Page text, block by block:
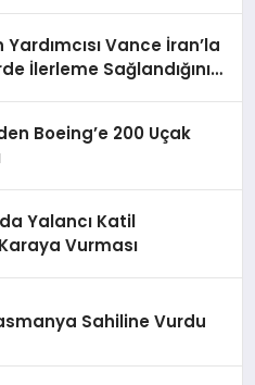
Yardımcısı Vance İran’la
İlerleme Sağlandığını
Boeing’e 200 Uçak
Yalancı Katil
Vurması
Sahiline Vurdu